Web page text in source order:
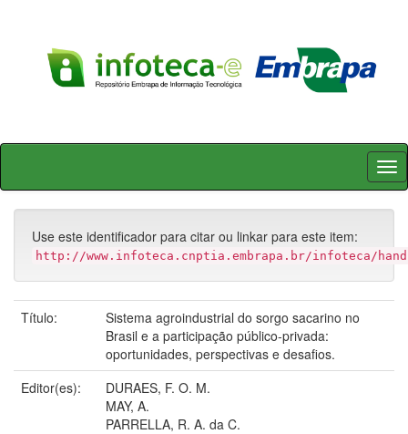
Skip
Use este identificador para citar ou linkar para este item:
http://www.infoteca.cnptia.embrapa.br/infoteca/
Título:
Sistema agroindustrial do sorgo sacarino no
Brasil e a participação público-privada:
oportunidades, perspectivas e desafios.
Editor(es):
DURAES, F. O. M.
MAY, A.
PARRELLA, R. A. da C.